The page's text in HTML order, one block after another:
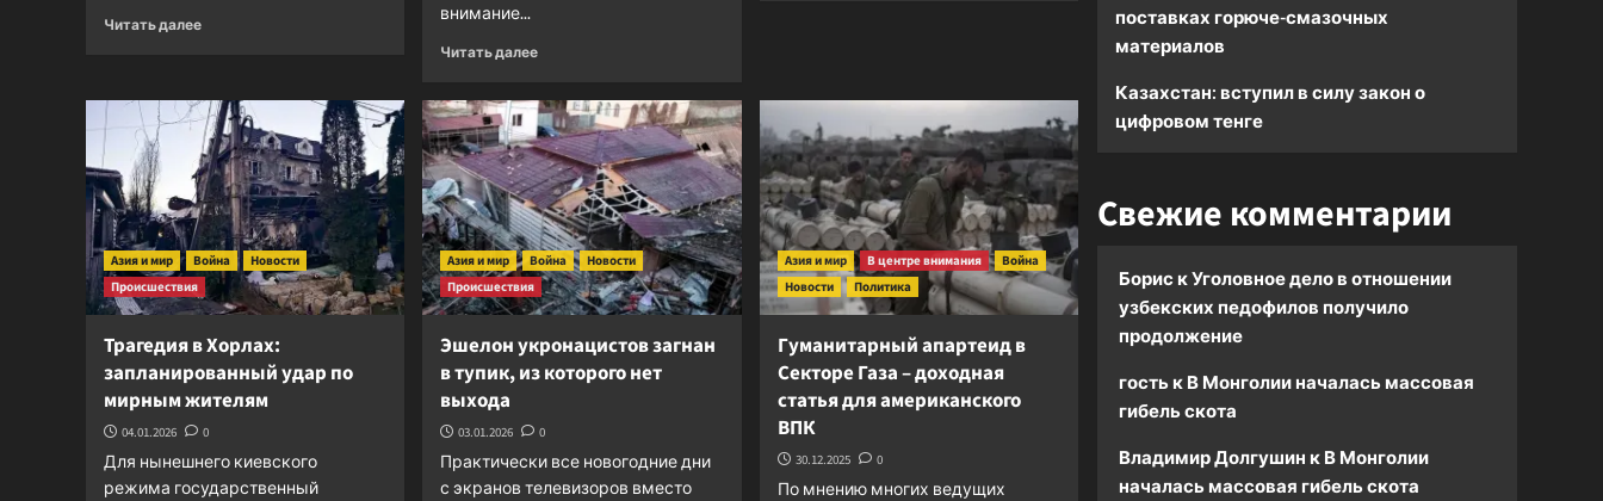
Читать далееПрочитать
представляют
угрозу
экономической
безопасности
Казахстана
внимание...
Читать далееПрочитать
Казахстан:
энергетическая
безопасность
европейских
потребителей
нефти
под
угрозой
укронацистов
Азия и мир Война
Новости
Происшествия
Трагедия в Хорлах:
запланированный удар по
мирным жителям
04.01.2026 0
Для нынешнего киевского
режима государственный
Азия и мир Война
Новости
Происшествия
Эшелон укронацистов загнан
в тупик, из которого нет
выхода
03.01.2026 0
Практически все новогодние дни
с экранов телевизоров вместо
Азия и мир В центре внимания
Война
Новости
Политика
Гуманитарный апартеид в
Секторе Газа – доходная
статья для американского
ВПК
30.12.2025 0
По мнению многих ведущих
поставках горюче-смазочных
материалов
Казахстан: вступил в силу закон о
цифровом тенге
Свежие комментарии
БорискУголовное дело в отношении
узбекских педофилов получило
продолжение
гостьк В Монголии началась массовая
гибель скота
Владимир Долгушин к В Монголии
началась массовая гибель скота